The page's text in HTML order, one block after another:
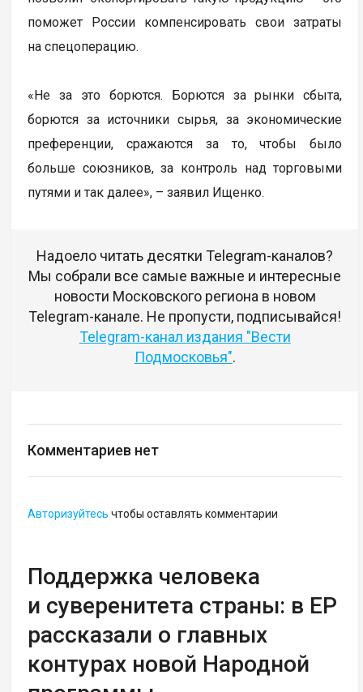
поможет России компенсировать свои затраты
на спецоперацию.
«Не за это борются. Борются за рынки сбыта,
борются за источники сырья, за экономические
преференции, сражаются за то, чтобы было
больше союзников, за контроль над торговыми
путями и так далее», – заявил Ищенко.
Надоело читать десятки Telegram-каналов?
Мы собрали все самые важные и интересные
новости Московского региона в новом
Telegram-канале. Не пропусти, подписывайся!
Telegram-канал издания "Вести
Подмосковья".
Комментариев нет
Авторизуйтесь чтобы оставлять комментарии
Поддержка человека
и суверенитета страны: в ЕР
рассказали о главных
контурах новой Народной